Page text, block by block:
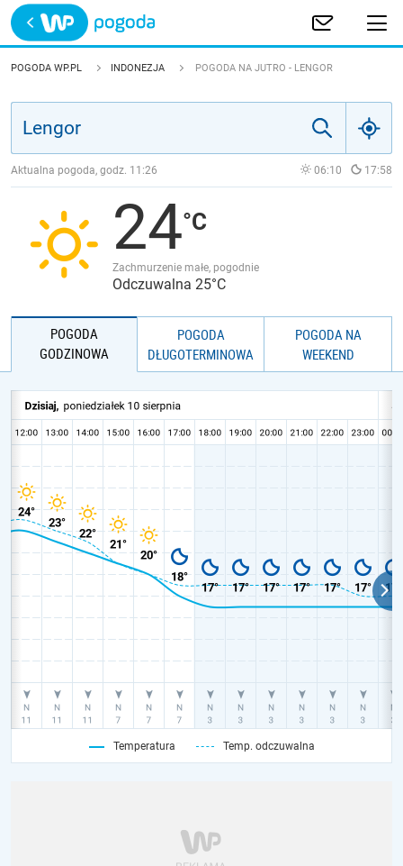
Trwa ładowanie
POLSKA
JAKOŚĆ POWIETRZA
POGODA WP.PL INDONEZJA POGODA NA JUTRO - LENGOR
Aktualna pogoda, godz. 11:26 06:10 17:58
24
Zachmurzenie małe, pogodnie
Odczuwalna 25°C
POGODA
GODZINOWA
POGODA
DŁUGOTERMINOWA
POGODA NA
WEEKEND
Temperatura Temp. odczuwalna